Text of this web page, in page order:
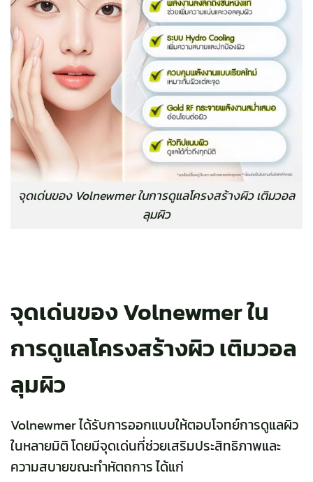
จุดเด่นของ Volnewmer ในการดูแลโครงสร้างผิว เติมวอล
ลุมผิว
จุดเด่นของ Volnewmer ใน
การดูแลโครงสร้างผิว เติมวอล
ลุมผิว
Volnewmer ได้รับการออกแบบให้ตอบโจทย์การดูแลผิว
ในหลายมิติ โดยมีจุดเด่นที่ช่วยเสริมประสิทธิภาพและ
ความสบายขณะทำหัตถการ ได้แก่